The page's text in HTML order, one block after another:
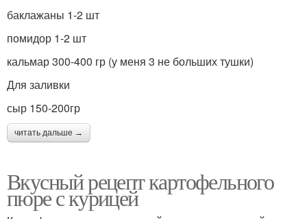
баклажаны 1-2 шт
помидор 1-2 шт
кальмар 300-400 гр (у меня 3 не больших тушки)
Для заливки
сыр 150-200гр
читать дальше →
Вкусный рецепт картофельного
пюре с курицей